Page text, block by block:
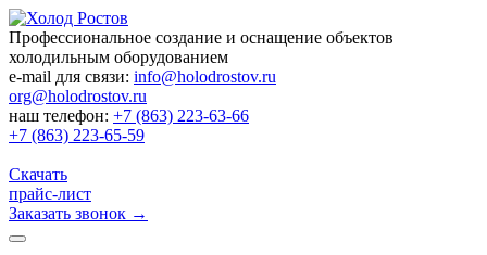
Профессиональное создание и оснащение объектов
холодильным оборудованием
e-mail для связи: info@holodrostov.ru
org@holodrostov.ru
наш телефон: +7 (863) 223-63-66
+7 (863) 223-65-59
Скачать
прайс-лист
Заказать звонок →